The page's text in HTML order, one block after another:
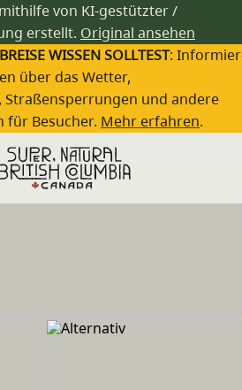
von KI-gestützter /
erstellt. Original ansehen
WISSEN SOLLTEST:
über das Wetter,
und andere
Besucher. Mehr erfahren.